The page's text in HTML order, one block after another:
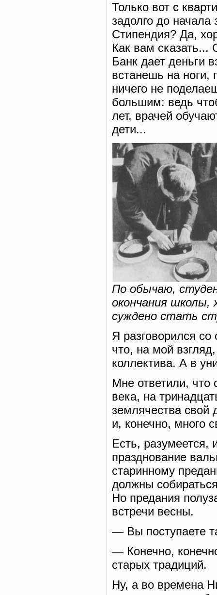
Только вот с
задолго до начала
Стипендия? Да,
Как вам сказать...
Банк дает деньги
встанешь на ноги,
ничего не
большим: ведь
лет, врачей
дети...
По обычаю,
окончания школы,
суждено стать
Я разговорился
что, на мой
коллектива. А в
Мне ответили, что
века, на
землячества свой
и, конечно, много
Есть,
празднование
старинному
должны
Но предания
встречи весны.
— Вы поступаете
— Конечно,
старых традиций.
Ну, а во времена